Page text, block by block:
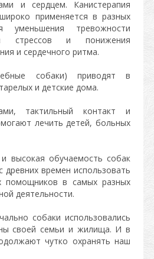
и сердцем. Канистерапия
применяется в разных
тревожности
стрессов и понижения
и сердечного ритма.
собаки) приводят в
и детские дома.
тактильный контакт и
лечить детей, больных
высокая обучаемость собак
древних времен использовать
помощников в самых разных
деятельности.
собаки использовались
своей семьи и жилища. И в
чутко охранять наш